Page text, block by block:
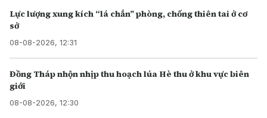
Lực lượng xung kích “lá chắn” phòng, chống thiên tai ở cơ
sở
08-08-2026, 12:31
Đồng Tháp nhộn nhịp thu hoạch lúa Hè thu ở khu vực biên
giới
08-08-2026, 12:30